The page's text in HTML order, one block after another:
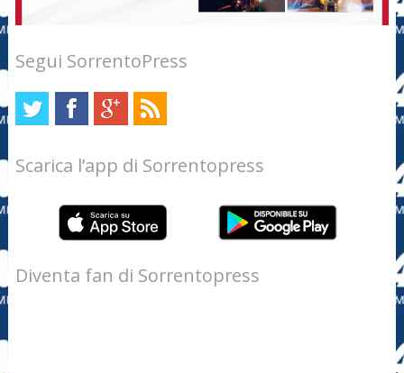
Segui SorrentoPress
Scarica l’app di Sorrentopress
Diventa fan di Sorrentopress